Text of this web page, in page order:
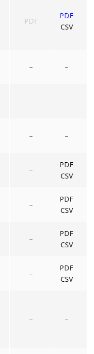
PDF
PDF
CSV
– –
– –
– –
–
PDF
CSV
–
PDF
CSV
–
PDF
CSV
–
PDF
CSV
– –